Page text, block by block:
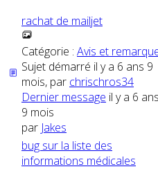
rachat de mailjet
Catégorie : Avis et
Sujet démarré il y a 6 ans 9
mois, par chrischros34
Dernier message il y a 6 ans
9 mois
par Jakes
bug sur la liste des
informations médicales